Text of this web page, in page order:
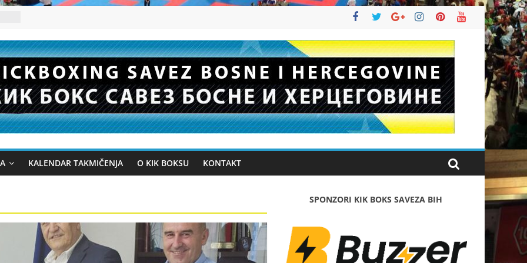
KALENDAR TAKMIČENJA O KIK BOKSU KONTAKT
SPONZORI KIK BOKS SAVEZA BIH